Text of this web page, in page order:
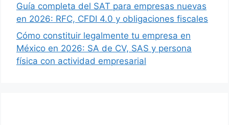
Guía completa del SAT para empresas nuevas
en 2026: RFC, CFDI 4.0 y obligaciones fiscales
Cómo constituir legalmente tu empresa en
México en 2026: SA de CV, SAS y persona
física con actividad empresarial